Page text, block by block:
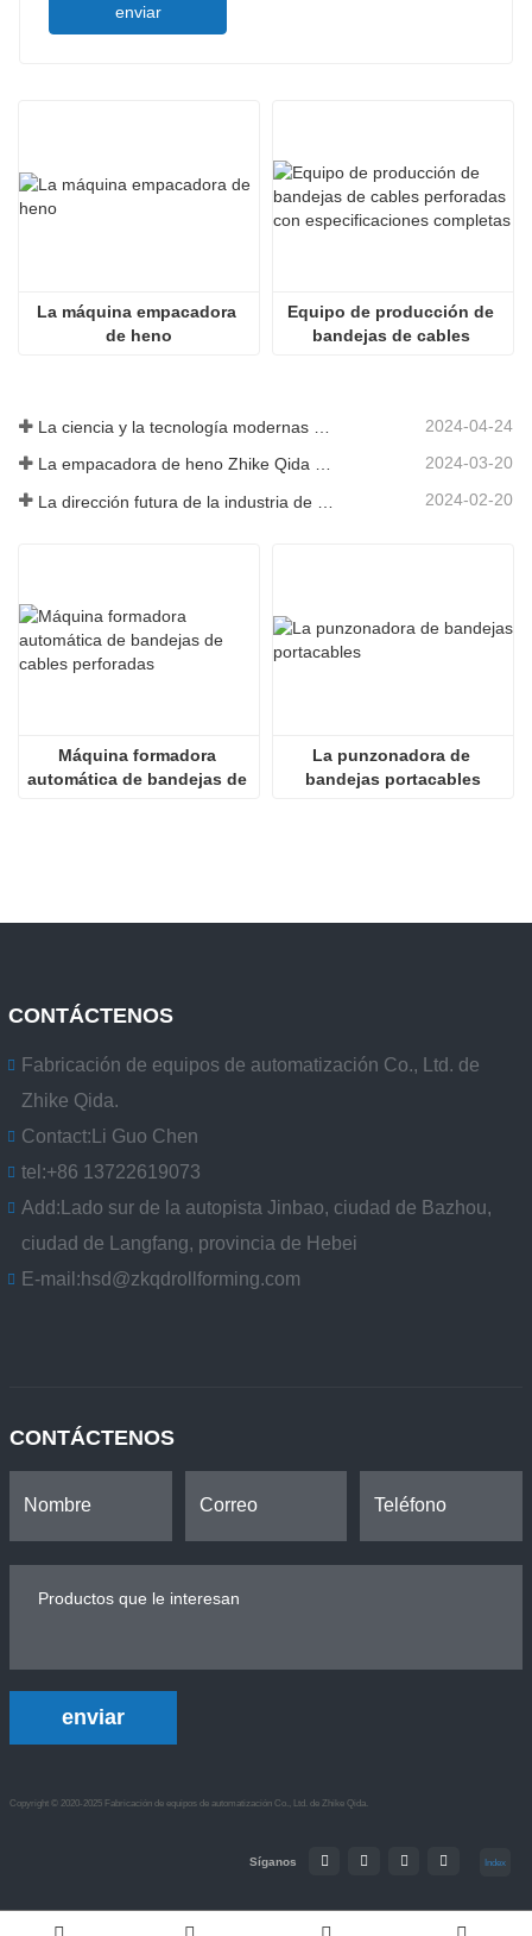
enviar
La máquina empacadora
de heno
Equipo de producción de
bandejas de cables
2024-04-24
La empacadora de heno Zhike Qida debutó en la exposición de maquinaria agrícola de Heilongjiang 2024-03-20
2024-02-20
Máquina formadora
automática de bandejas de
La punzonadora de
bandejas portacables
CONTÁCTENOS
Fabricación de equipos de automatización Co., Ltd. de
Zhike Qida.
Contact: Li Guo Chen
tel:+86 13722619073
Add: Lado sur de la autopista Jinbao, ciudad de Bazhou,
ciudad de Langfang, provincia de Hebei
E-mail: hsd@zkqdrollforming.com
CONTÁCTENOS
enviar
Copyright © 2020-2025 Fabricación de equipos de automatización Co., Ltd. de Zhike Qida.
Síganos Index